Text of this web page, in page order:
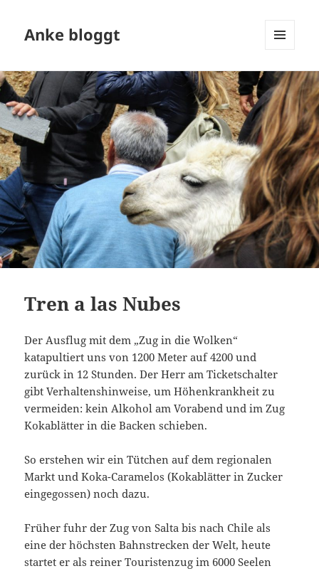
Anke bloggt
WIDGETS
Tren a las Nubes
Der Ausflug mit dem „Zug in die Wolken“
katapultiert uns von 1200 Meter auf 4200 und
zurück in 12 Stunden. Der Herr am Ticketschalter
gibt Verhaltenshinweise, um Höhenkrankheit zu
vermeiden: kein Alkohol am Vorabend und im Zug
Kokablätter in die Backen schieben.
So erstehen wir ein Tütchen auf dem regionalen
Markt und Koka-Caramelos (Kokablätter in Zucker
eingegossen) noch dazu.
Früher fuhr der Zug von Salta bis nach Chile als
eine der höchsten Bahnstrecken der Welt, heute
startet er als reiner Touristenzug im 6000 Seelen